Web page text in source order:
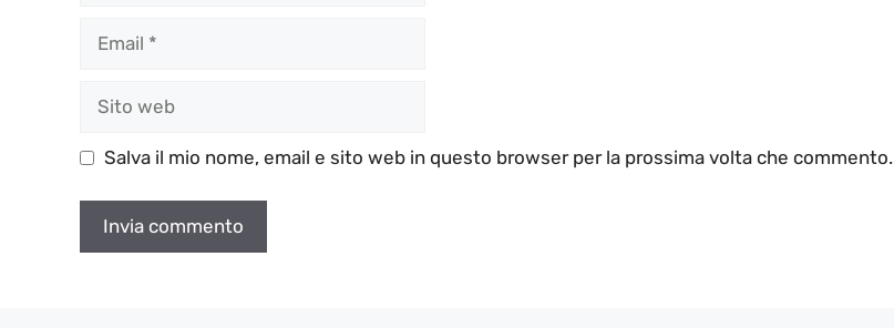
Salva il mio nome, email e sito web in questo browser per la prossima volta che commento.